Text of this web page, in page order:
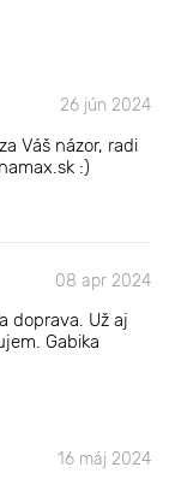
26 jún 2024
Váš názor, radi
:)
08 apr 2024
doprava. Už aj
Gabika
16 máj 2024